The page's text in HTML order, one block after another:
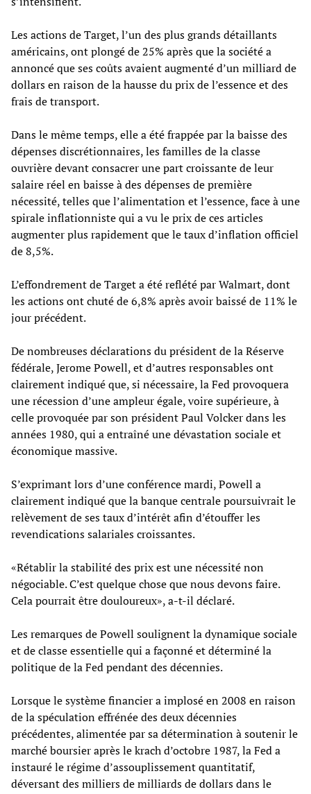
Les actions de Target, l’un des plus grands détaillants
américains, ont plongé de 25% après que la société a
annoncé que ses coûts avaient augmenté d’un milliard de
dollars en raison de la hausse du prix de l’essence et des
frais de transport.
Dans le même temps, elle a été frappée par la baisse des
dépenses discrétionnaires, les familles de la classe
ouvrière devant consacrer une part croissante de leur
salaire réel en baisse à des dépenses de première
nécessité, telles que l’alimentation et l’essence, face à une
spirale inflationniste qui a vu le prix de ces articles
augmenter plus rapidement que le taux d’inflation officiel
de 8,5%.
L’effondrement de Target a été reflété par Walmart, dont
les actions ont chuté de 6,8% après avoir baissé de 11% le
jour précédent.
De nombreuses déclarations du président de la Réserve
fédérale, Jerome Powell, et d’autres responsables ont
clairement indiqué que, si nécessaire, la Fed provoquera
une récession d’une ampleur égale, voire supérieure, à
celle provoquée par son président Paul Volcker dans les
années 1980, qui a entraîné une dévastation sociale et
économique massive.
S’exprimant lors d’une conférence mardi, Powell a
clairement indiqué que la banque centrale poursuivrait le
relèvement de ses taux d’intérêt afin d’étouffer les
revendications salariales croissantes.
«Rétablir la stabilité des prix est une nécessité non
négociable. C’est quelque chose que nous devons faire.
Cela pourrait être douloureux», a-t-il déclaré.
Les remarques de Powell soulignent la dynamique sociale
et de classe essentielle qui a façonné et déterminé la
politique de la Fed pendant des décennies.
Lorsque le système financier a implosé en 2008 en raison
de la spéculation effrénée des deux décennies
précédentes, alimentée par sa détermination à soutenir le
marché boursier après le krach d’octobre 1987, la Fed a
instauré le régime d’assouplissement quantitatif,
déversant des milliers de milliards de dollars dans le